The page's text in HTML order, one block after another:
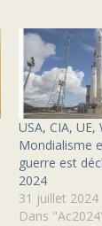
USA, CIA, UE,
Mondialisme
guerre est
2024
31 juillet 2024
Dans